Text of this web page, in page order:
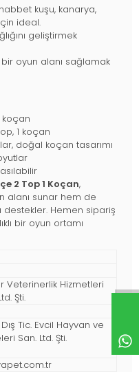
kuşu, kanarya,
ideal.
geliştirmek
oyun alanı sağlamak
koçan
1 koçan
doğal koçan tasarımı
2 Top 1 Koçan,
alanı sunar hem de
destekler. Hemen sipariş
bir oyun ortamı
Veterinerlik Hizmetleri
Şti.
Tic. Evcil Hayvan ve
San. Ltd. Şti.